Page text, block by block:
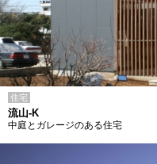
住宅
流山-K
中庭とガレージのある住宅